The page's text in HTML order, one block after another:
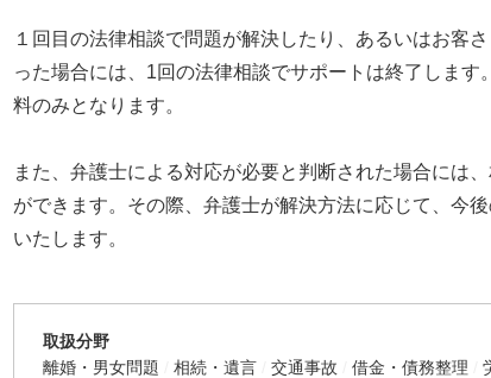
１回目の法律相談で問題が解決したり、あるいはお客
った場合には、1回の法律相談でサポートは終了します
料のみとなります。
また、弁護士による対応が必要と判断された場合には
ができます。その際、弁護士が解決方法に応じて、今
いたします。
取扱分野
離婚・男女問題
相続・遺言 交通事故 借金・債務整理